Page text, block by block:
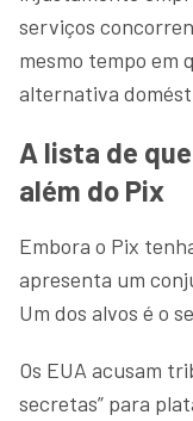
serviços
mesmo tempo em
alternativa
A lista de
além do Pix
Embora o Pix
apresenta um
Um dos alvos é o
Os EUA acusam
secretas” para